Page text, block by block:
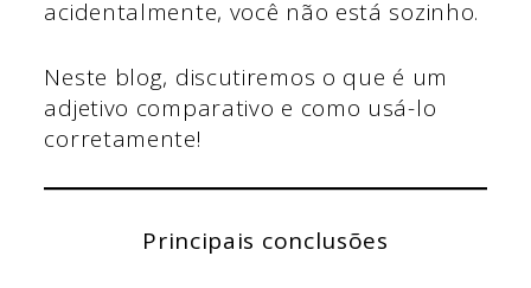
acidentalmente, você não está sozinho.
Neste blog, discutiremos o que é um
adjetivo comparativo e como usá-lo
corretamente!
Principais conclusões